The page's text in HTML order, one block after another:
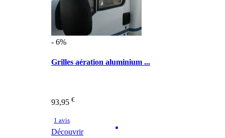
- 6%
Grilles aération aluminium ...
93,95 €
1 avis
Découvrir